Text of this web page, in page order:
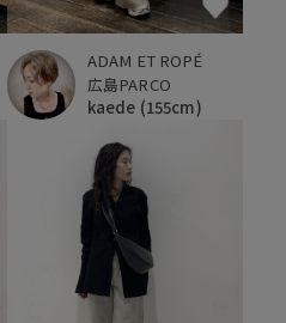
ADAM ET ROPÉ
広島PARCO
kaede (155cm)